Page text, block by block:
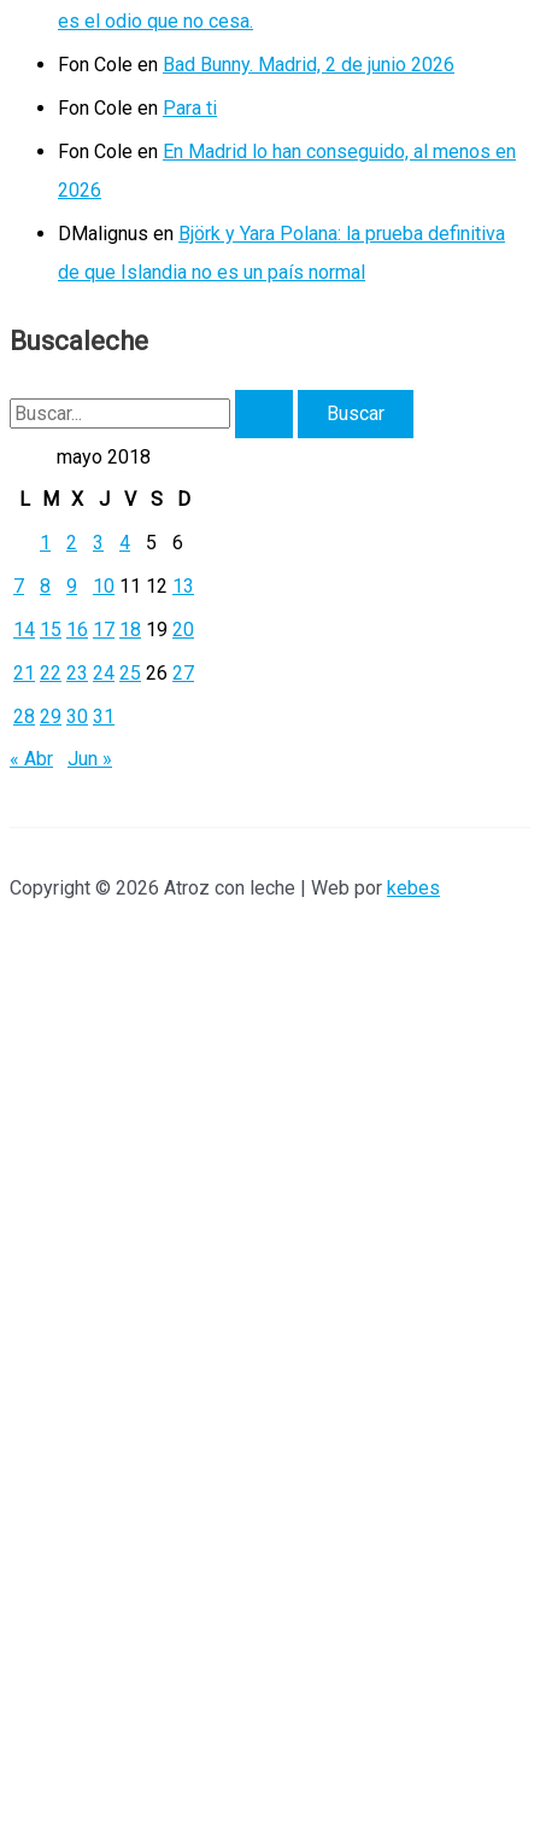
es el odio que no cesa.
Fon Cole en Bad Bunny. Madrid, 2 de junio 2026
Fon Cole en Para ti
Fon Cole en En Madrid lo han conseguido, al menos en
2026
DMalignus en Björk y Yara Polana: la prueba definitiva
de que Islandia no es un país normal
Buscaleche
B
r
p
o
r
:
mayo 2018
L
M X J V S
D
1
2 3 4 5
6
7
8 9 10 11 12 13
14 15 16 17 18 19 20
21 22 23 24 25 26 27
28 29 30 31
« Abr
Jun »
Copyright © 2026 Atroz con leche | Web por kebes